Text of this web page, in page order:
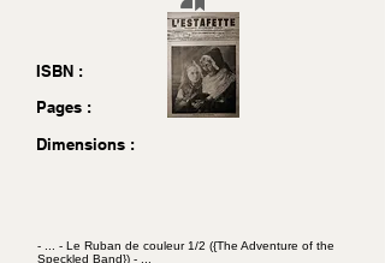
ISBN :
Pages :
Dimensions :
- ... - Le Ruban de couleur 1/2 ({The Adventure of the
Speckled Band}) - ...